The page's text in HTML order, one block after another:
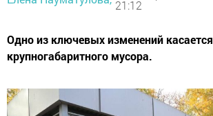
21:12
Одно из ключевых изменений касается
крупногабаритного мусора.